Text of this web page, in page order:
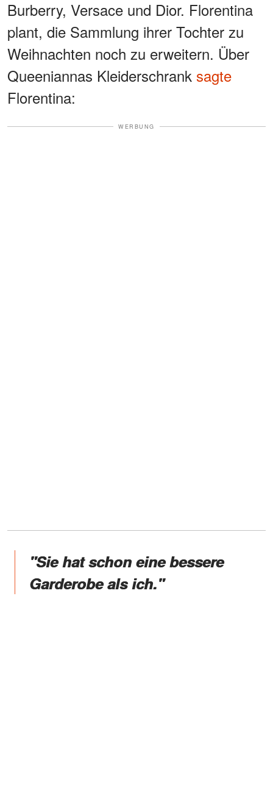
Burberry, Versace und Dior. Florentina
plant, die Sammlung ihrer Tochter zu
Weihnachten noch zu erweitern. Über
Queeniannas Kleiderschrank sagte
Florentina:
WERBUNG
"Sie hat schon eine bessere
Garderobe als ich."